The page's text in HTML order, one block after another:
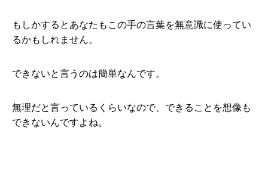
もしかするとあなたもこの手の言葉を無意識に使ってい
るかもしれません。
できないと言うのは簡単なんです。
無理だと言っているくらいなので、できることを想像も
できないんですよね。